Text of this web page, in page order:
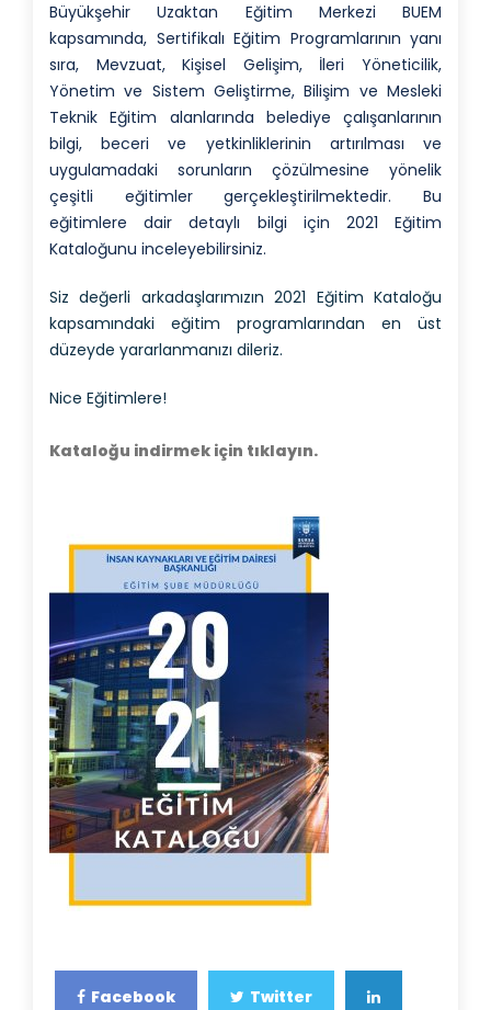
Büyükşehir Uzaktan Eğitim Merkezi BUEM
kapsamında, Sertifikalı Eğitim Programlarının yanı
sıra, Mevzuat, Kişisel Gelişim, İleri Yöneticilik,
Yönetim ve Sistem Geliştirme, Bilişim ve Mesleki
Teknik Eğitim alanlarında belediye çalışanlarının
bilgi, beceri ve yetkinliklerinin artırılması ve
uygulamadaki sorunların çözülmesine yönelik
çeşitli eğitimler gerçekleştirilmektedir. Bu
eğitimlere dair detaylı bilgi için 2021 Eğitim
Kataloğunu inceleyebilirsiniz.
Siz değerli arkadaşlarımızın 2021 Eğitim Kataloğu
kapsamındaki eğitim programlarından en üst
düzeyde yararlanmanızı dileriz.
Nice Eğitimlere!
Kataloğu indirmek için tıklayın.
Facebook Twitter